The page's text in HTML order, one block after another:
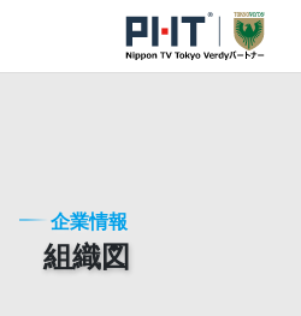
企業情報
組織図